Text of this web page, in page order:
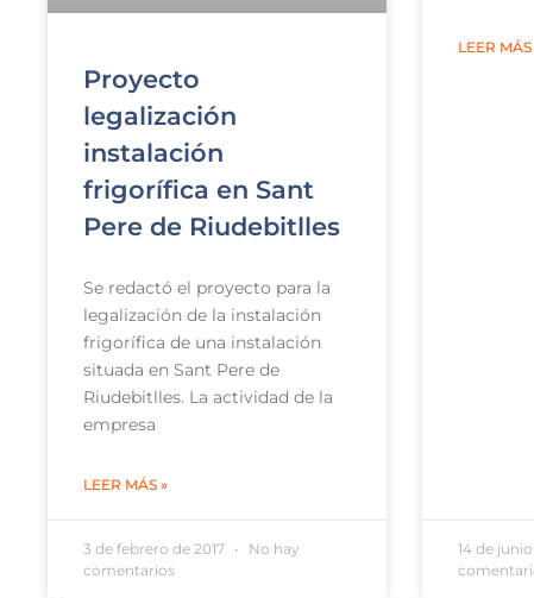
Proyecto
legalización
instalación
frigorífica en Sant
Pere de Riudebitlles
Se redactó el proyecto para la
legalización de la instalación
frigorífica de una instalación
situada en Sant Pere de
Riudebitlles. La actividad de la
empresa
LEER MÁS »
3 de febrero de 2017
No hay
comentarios
LEER MÁS
14 de